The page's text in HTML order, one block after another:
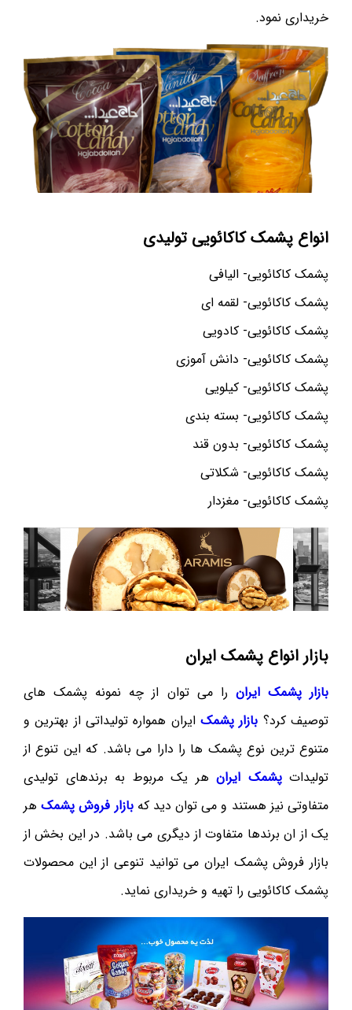
خریداری نمود.
انواع پشمک کاکائویی تولیدی
پشمک کاکائویی- الیافی
پشمک کاکائویی- لقمه ای
پشمک کاکائویی- کادویی
پشمک کاکائویی- دانش آموزی
پشمک کاکائویی- کیلویی
پشمک کاکائویی- بسته بندی
پشمک کاکائویی- بدون قند
پشمک کاکائویی- شکلاتی
پشمک کاکائویی- مغزدار
بازار انواع پشمک ایران
بازار پشمک ایران را می توان از چه نمونه پشمک های
توصیف کرد؟ بازار پشمک ایران همواره تولیداتی از بهترین و
متنوع ترین نوع پشمک ها را دارا می باشد. که این تنوع از
تولیداتپشمک ایران هر یک مربوط به برندهای تولیدی
متفاوتی نیز هستند و می توان دید کهبازار فروش پشمکهر
یک از ان برندها متفاوت از دیگری می باشد. در این بخش از
بازار فروش پشمک ایران می توانید تنوعی از این محصولات
پشمک کاکائویی را تهیه و خریداری نماید.